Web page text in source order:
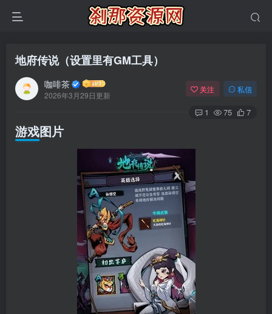
地府传说（设置里有GM工具）
咖啡茶
2026年3月29日更新
关注 私信
1 75 7
游戏图片